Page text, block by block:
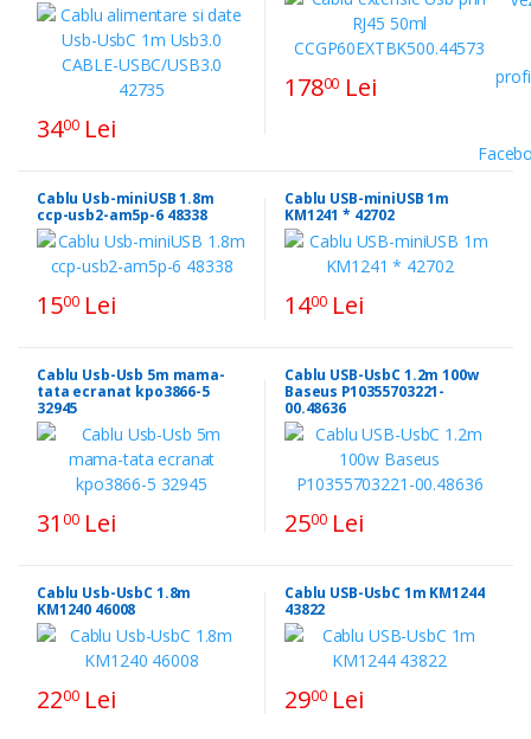
3400Lei
17800 Lei
Cablu Usb-miniUSB 1.8m
ccp-usb2-am5p-6 48338
1500Lei
Cablu USB-miniUSB 1m
KM1241 * 42702
1400Lei
Cablu Usb-Usb 5m mama-
tata ecranat kpo3866-5
32945
31 00Lei
Cablu USB-UsbC 1.2m 100w
Baseus P10355703221-
00.48636
2500Lei
Cablu Usb-UsbC 1.8m
KM1240 46008
2200Lei
Cablu USB-UsbC 1m KM1244
43822
2900Lei